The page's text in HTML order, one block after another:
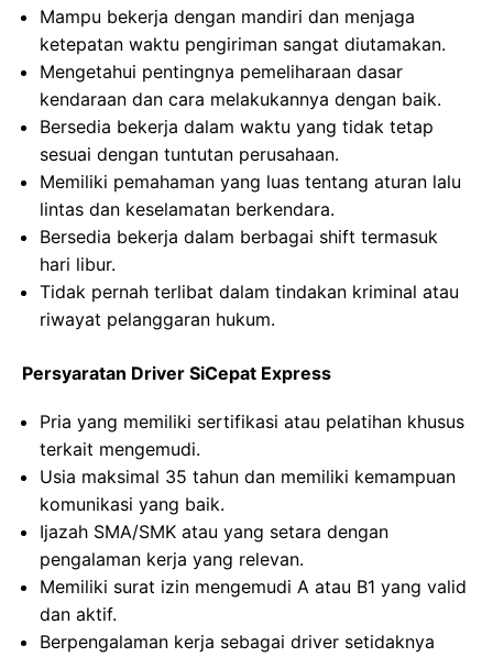
Mampu bekerja dengan mandiri dan menjaga
ketepatan waktu pengiriman sangat diutamakan.
Mengetahui pentingnya pemeliharaan dasar
kendaraan dan cara melakukannya dengan baik.
Bersedia bekerja dalam waktu yang tidak tetap
sesuai dengan tuntutan perusahaan.
Memiliki pemahaman yang luas tentang aturan lalu
lintas dan keselamatan berkendara.
Bersedia bekerja dalam berbagai shift termasuk
hari libur.
Tidak pernah terlibat dalam tindakan kriminal atau
riwayat pelanggaran hukum.
Persyaratan Driver SiCepat Express
Pria yang memiliki sertifikasi atau pelatihan khusus
terkait mengemudi.
Usia maksimal 35 tahun dan memiliki kemampuan
komunikasi yang baik.
Ijazah SMA/SMK atau yang setara dengan
pengalaman kerja yang relevan.
Memiliki surat izin mengemudi A atau B1 yang valid
dan aktif.
Berpengalaman kerja sebagai driver setidaknya